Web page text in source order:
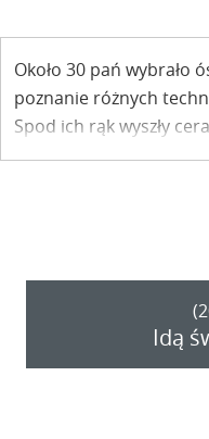
Około 30 pań wybrało
poznanie różnych
Spod ich rąk wyszły
ptaszki, pisanki i
Idą